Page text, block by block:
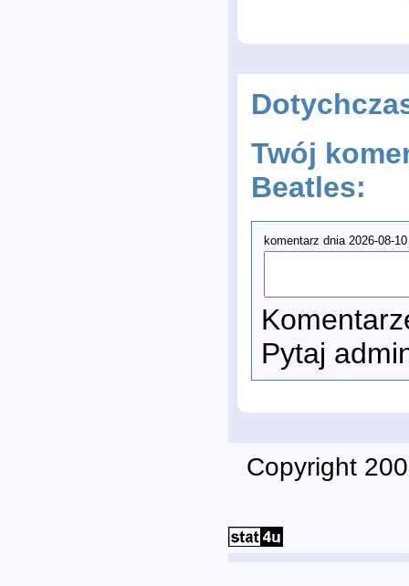
Twój
Beatles:
komentarz dnia 2026-08-
Pytaj
Copyright